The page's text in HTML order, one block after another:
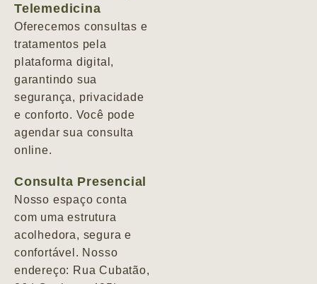
Telemedicina
Oferecemos consultas e
tratamentos pela
plataforma digital,
garantindo sua
segurança, privacidade
e conforto. Você pode
agendar sua consulta
online.
Consulta Presencial
Nosso espaço conta
com uma estrutura
acolhedora, segura e
confortável. Nosso
endereço: Rua Cubatão,